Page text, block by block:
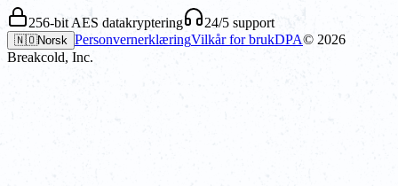
256-bit AES datakryptering 24/5 support
🇳🇴Norsk PersonvernerklæringVilkår for brukDPA© 2026
Breakcold, Inc.